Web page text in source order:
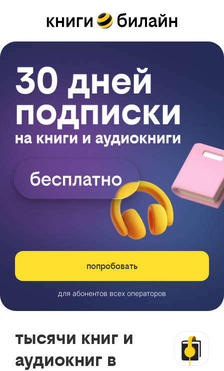
попробовать
для абонентов всех операторов
тысячи книг и
аудиокниг в